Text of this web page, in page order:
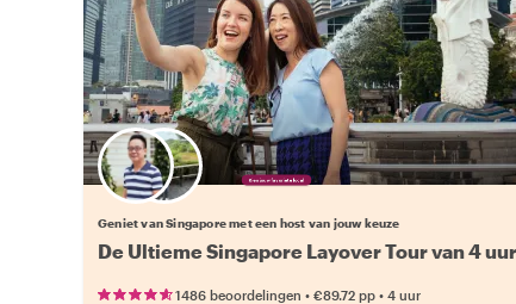
Kies jouw favoriete local
Geniet van Singapore met een host van jouw keuze
De Ultieme Singapore Layover Tour van 4 uur
1486 beoordelingen • €89.72 pp • 4 uur